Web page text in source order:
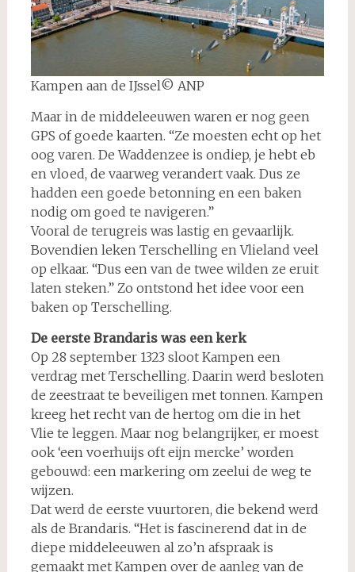
Kampen aan de IJssel© ANP
Maar in de middeleeuwen waren er nog geen
GPS of goede kaarten. “Ze moesten echt op het
oog varen. De Waddenzee is ondiep, je hebt eb
en vloed, de vaarweg verandert vaak. Dus ze
hadden een goede betonning en een baken
nodig om goed te navigeren.”
Vooral de terugreis was lastig en gevaarlijk.
Bovendien leken Terschelling en Vlieland veel
op elkaar. “Dus een van de twee wilden ze eruit
laten steken.” Zo ontstond het idee voor een
baken op Terschelling.
De eerste Brandaris was een kerk
Op 28 september 1323 sloot Kampen een
verdrag met Terschelling. Daarin werd besloten
de zeestraat te beveiligen met tonnen. Kampen
kreeg het recht van de hertog om die in het
Vlie te leggen. Maar nog belangrijker, er moest
ook ‘een voerhuijs oft eijn mercke’ worden
gebouwd: een markering om zeelui de weg te
wijzen.
Dat werd de eerste vuurtoren, die bekend werd
als de Brandaris. “Het is fascinerend dat in de
diepe middeleeuwen al zo’n afspraak is
gemaakt met Kampen over de aanleg van de